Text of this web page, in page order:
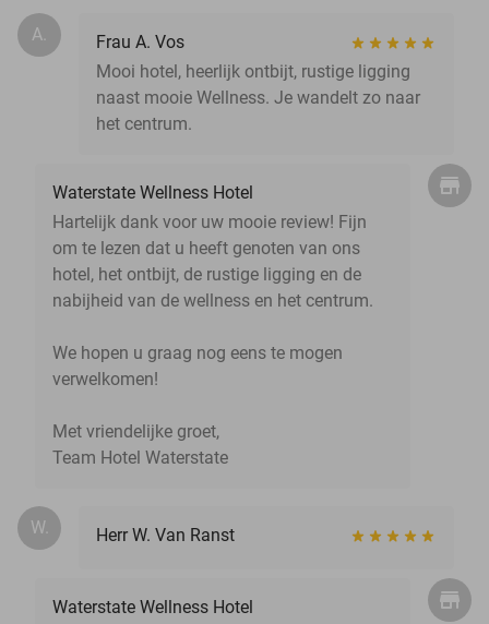
A.
Frau A. Vos
Mooi hotel, heerlijk ontbijt, rustige ligging
naast mooie Wellness. Je wandelt zo naar
het centrum.
Waterstate Wellness Hotel
Hartelijk dank voor uw mooie review! Fijn
om te lezen dat u heeft genoten van ons
hotel, het ontbijt, de rustige ligging en de
nabijheid van de wellness en het centrum.
We hopen u graag nog eens te mogen
verwelkomen!
Met vriendelijke groet,
Team Hotel Waterstate
W. Herr W. Van Ranst
Waterstate Wellness Hotel